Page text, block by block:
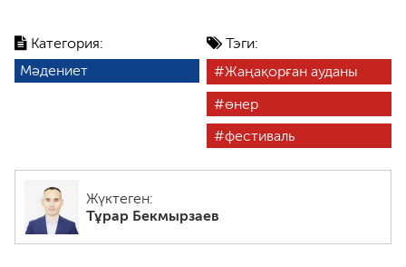
Категория:
Мәдениет
Тэги:
Жаңақорған ауданы
өнер
фестиваль
Жүктеген:
Тұрар Бекмырзаев